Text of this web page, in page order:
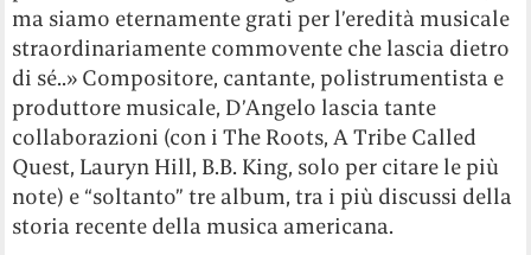
ma siamo eternamente grati per l’eredità musicale
straordinariamente commovente che lascia dietro
di sé..» Compositore, cantante, polistrumentista e
produttore musicale, D’Angelo lascia tante
collaborazioni (con i The Roots, A Tribe Called
Quest, Lauryn Hill, B.B. King, solo per citare le più
note) e “soltanto” tre album, tra i più discussi della
storia recente della musica americana.